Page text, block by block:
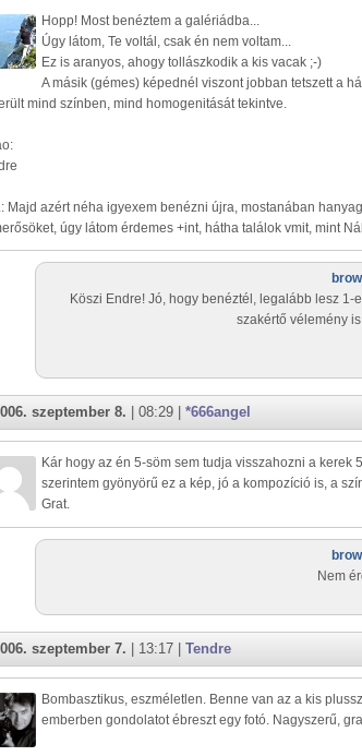
Hopp! Most benéztem a galériádba...
Úgy látom, Te voltál, csak én nem voltam...
Ez is aranyos, ahogy tollászkodik a kis vacak ;-)
A másik (gémes) képednél viszont jobban tetszett a
mind színben, mind homogenitását tekintve.
Majd azért néha igyexem benézni újra, mostanában
úgy látom érdemes +int, hátha találok vmit, mint
Köszi Endre! Jó, hogy benéztél, legalább lesz 1-
szakértő vélemény
szeptember 8. | 08:29 | *666angel
Kár hogy az én 5-söm sem tudja visszahozni a kerek
szerintem gyönyörű ez a kép, jó a kompozíció is, a
Grat.
Nem
szeptember 7. | 13:17 | Tendre
Bombasztikus, eszméletlen. Benne van az a kis
emberben gondolatot ébreszt egy fotó. Nagyszerű,